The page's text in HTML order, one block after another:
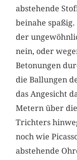
abstehende
beinahe
der
nein, oder
Betonungen
die Ballungen
das Angesicht
Metern über
Trichters
noch wie
abstehende